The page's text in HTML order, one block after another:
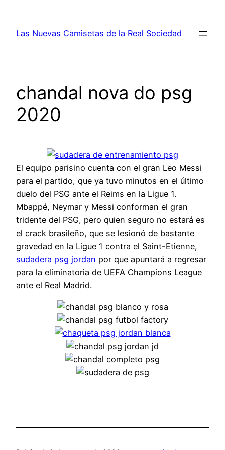
contenido
Las Nuevas Camisetas de la Real Sociedad
chandal nova do psg
2020
El equipo parisino cuenta con el gran Leo Messi
para el partido, que ya tuvo minutos en el último
duelo del PSG ante el Reims en la Ligue 1.
Mbappé, Neymar y Messi conforman el gran
tridente del PSG, pero quien seguro no estará es
el crack brasileño, que se lesionó de bastante
gravedad en la Ligue 1 contra el Saint-Etienne,
sudadera psg jordan por que apuntará a regresar
para la eliminatoria de UEFA Champions League
ante el Real Madrid.